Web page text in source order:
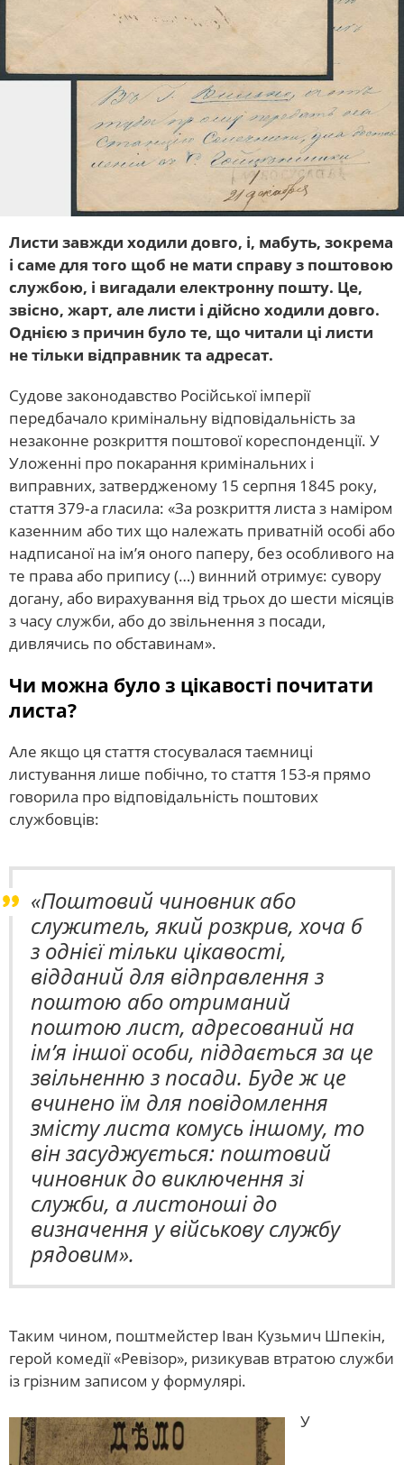
Листи завжди ходили довго, і, мабуть, зокрема
і саме для того щоб не мати справу з поштовою
службою, і вигадали електронну пошту. Це,
звісно, жарт, але листи і дійсно ходили довго.
Однією з причин було те, що читали ці листи
не тільки відправник та адресат.
Судове законодавство Російської імперії
передбачало кримінальну відповідальність за
незаконне розкриття поштової кореспонденції. У
Уложенні про покарання кримінальних і
виправних, затвердженому 15 серпня 1845 року,
стаття 379‐а гласила: «За розкриття листа з наміром
казенним або тих що належать приватній особі або
надписаної на ім’я оного паперу, без особливого на
те права або припису (…) винний отримує: сувору
догану, або вирахування від трьох до шести місяців
з часу служби, або до звільнення з посади,
дивлячись по обставинам».
Чи можна було з цікавості почитати
листа?
Але якщо ця стаття стосувалася таємниці
листування лише побічно, то стаття 153-я прямо
говорила про відповідальність поштових
службовців:
«Поштовий чиновник або
служитель, який розкрив, хоча б
з однієї тільки цікавості,
відданий для відправлення з
поштою або отриманий
поштою лист, адресований на
ім’я іншої особи, піддається за це
звільненню з посади. Буде ж це
вчинено їм для повідомлення
змісту листа комусь іншому, то
він засуджується: поштовий
чиновник до виключення зі
служби, а листоноші до
визначення у військову службу
рядовим».
Таким чином, поштмейстер Іван Кузьмич Шпекін,
герой комедії «Ревізор», ризикував втратою служби
із грізним записом у формулярі.
У